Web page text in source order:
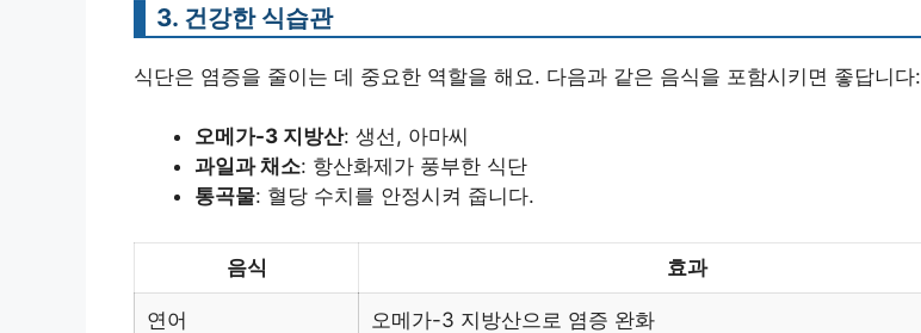
3. 건강한 식습관
식단은 염증을 줄이는 데 중요한 역할을 해요. 다음과 같은 음식을 포함시키면 좋답니다:
오메가-3 지방산: 생선, 아마씨
과일과 채소: 항산화제가 풍부한 식단
통곡물: 혈당 수치를 안정시켜 줍니다.
음식 효과
연어 오메가-3 지방산으로 염증 완화